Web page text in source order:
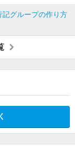
記グループの作り方